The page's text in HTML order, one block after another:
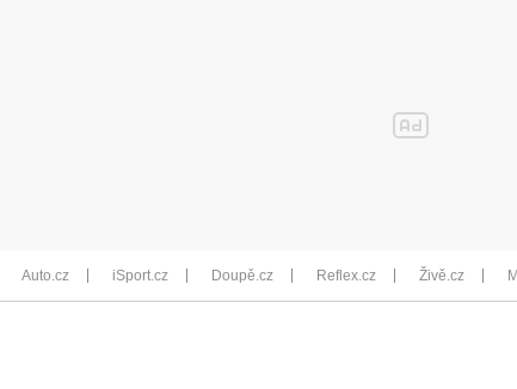
Auto.cz iSport.cz Doupě.cz Reflex.cz Živě.cz